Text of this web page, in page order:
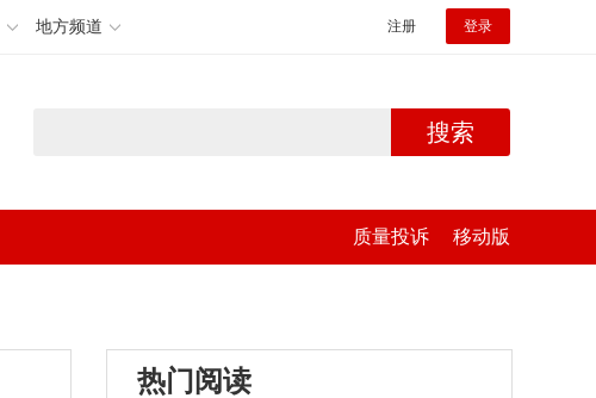
地方频道 注册 登录
搜索
质量投诉 移动版
热门阅读